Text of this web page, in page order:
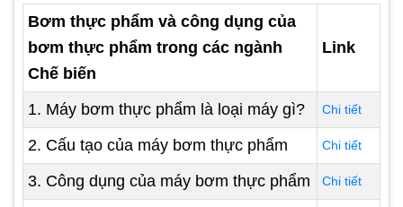
Bơm thực phẩm và công dụng của
bơm thực phẩm trong các ngành
Chế biến
Link
1. Máy bơm thực phẩm là loại máy gì? Chi tiết
2. Cấu tạo của máy bơm thực phẩm Chi tiết
3. Công dụng của máy bơm thực phẩm Chi tiết